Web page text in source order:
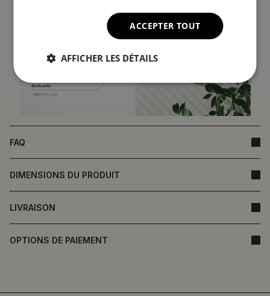
FAQ
DIMENSIONS DU PRODUIT
LIVRAISON
OPTIONS DE PAIEMENT
ACCEPTER TOUT
AFFICHER LES DÉTAILS